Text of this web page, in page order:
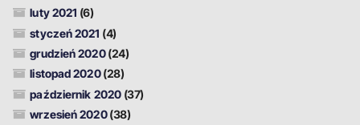
luty 2021 (6)
styczeń 2021 (4)
grudzień 2020(24)
listopad 2020(28)
październik 2020(37)
wrzesień 2020(38)